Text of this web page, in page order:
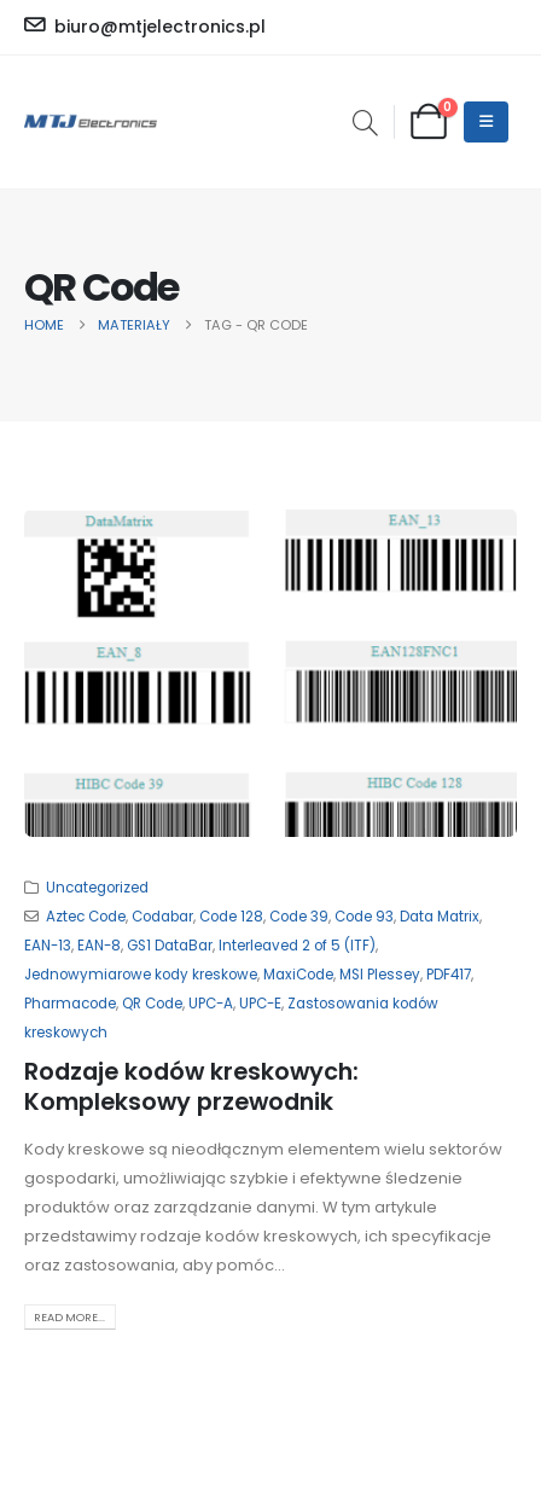
biuro@mtjelectronics.pl
0
QR Code
HOME MATERIAŁY TAG - QR CODE
Uncategorized
Aztec Code,Codabar,Code 128,Code 39,Code 93,Data Matrix,
EAN-13,EAN-8,GS1 DataBar,Interleaved 2 of 5 (ITF),
Jednowymiarowe kody kreskowe,MaxiCode,MSI Plessey,PDF417,
Pharmacode,QR Code,UPC-A,UPC-E, Zastosowania kodów
kreskowych
Rodzaje kodów kreskowych:
Kompleksowy przewodnik
Kody kreskowe są nieodłącznym elementem wielu sektorów
gospodarki, umożliwiając szybkie i efektywne śledzenie
produktów oraz zarządzanie danymi. W tym artykule
przedstawimy rodzaje kodów kreskowych, ich specyfikacje
oraz zastosowania, aby pomóc...
READ MORE...